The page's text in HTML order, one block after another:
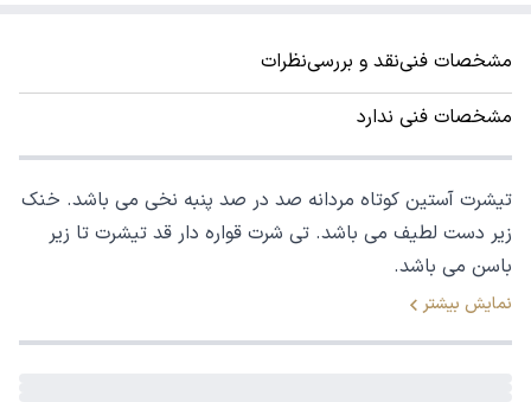
مشخصات فنینقد و بررسینظرات
مشخصات فنی ندارد
تیشرت آستین کوتاه مردانه صد در صد پنبه نخی می باشد. خنک
زیر دست لطیف می باشد. تی شرت قواره دار قد تیشرت تا زیر
باسن می باشد.
نمایش بیشتر